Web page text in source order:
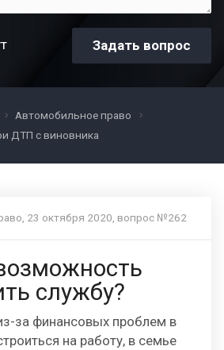
Автомобильное право
ДТП с виновника
23 октября 2020, вопрос №262
службу?
за финансовых проблем в
на работу, в семье